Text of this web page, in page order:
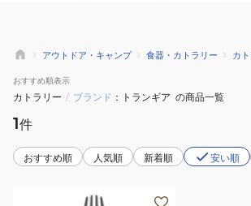
アウトドア・キャンプ 食器・カトラリー カ
おすすめ順表示
カトラリー / ブランド トランギア の商品一覧
1件
おすすめ順 人気順 新着順 安い順